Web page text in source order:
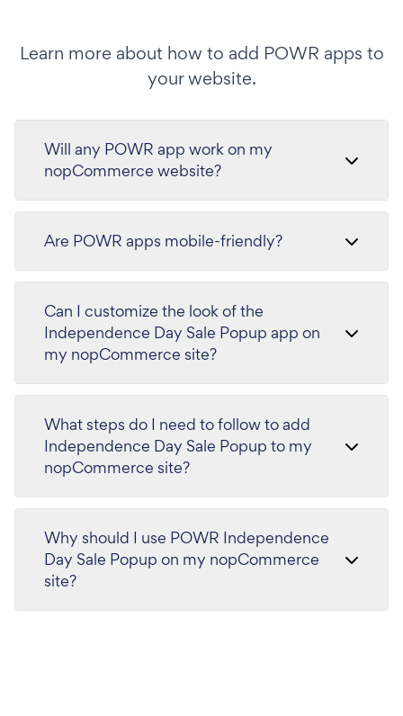
Learn more about how to add POWR apps to
your website.
Will any POWR app work on my
nopCommerce website?
Are POWR apps mobile-friendly?
Can I customize the look of the
Independence Day Sale Popup app on
my nopCommerce site?
What steps do I need to follow to add
Independence Day Sale Popup to my
nopCommerce site?
Why should I use POWR Independence
Day Sale Popup on my nopCommerce
site?